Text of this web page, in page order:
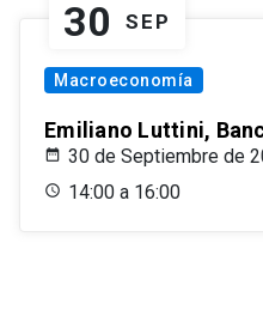
30 SEP
Macroeconomía
Emiliano Luttini,
30 de Septiembre de
14:00 a 16:00